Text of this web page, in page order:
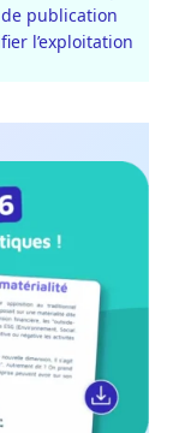
publication
l’exploitation